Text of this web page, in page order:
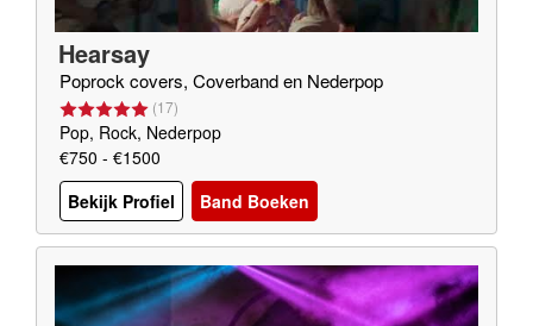
Hearsay
Poprock covers, Coverband en Nederpop
(17)
Pop, Rock, Nederpop
€750 - €1500
Bekijk Profiel
Band Boeken